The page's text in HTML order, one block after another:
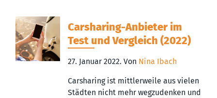
Carsharing-Anbieter im
Test und Vergleich (2022)
27. Januar 2022. Von Nina Ibach
Carsharing ist mittlerweile aus vielen
Städten nicht mehr wegzudenken und